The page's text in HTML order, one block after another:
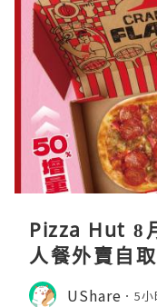
Pizza Hut 8
人餐外賣自
$31
UShare 5小